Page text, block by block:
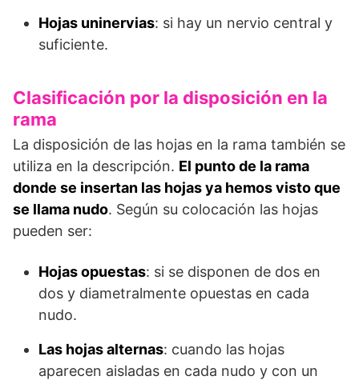
Hojas uninervias: si hay un nervio central y
suficiente.
Clasificación por la disposición en la
rama
La disposición de las hojas en la rama también se
utiliza en la descripción. El punto de la rama
donde se insertan las hojas ya hemos visto que
se llama nudo. Según su colocación las hojas
pueden ser:
Hojas opuestas: si se disponen de dos en
dos y diametralmente opuestas en cada
nudo.
Las hojas alternas: cuando las hojas
aparecen aisladas en cada nudo y con un